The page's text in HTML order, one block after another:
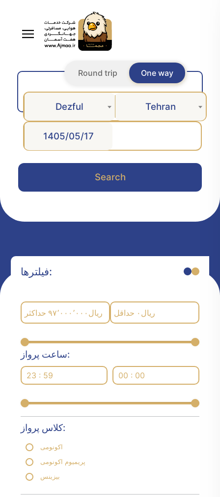
One way
Round trip
Dezful Tehran
Search
فیلترها:
حداکثر ۹۷٬۰۰۰٬۰۰۰ ریال حداقل ۰ ریال
ساعت پرواز:
23 : 59 00 : 00
کلاس پرواز:
اکونومی
پریمیوم اکونومی
بیزینس